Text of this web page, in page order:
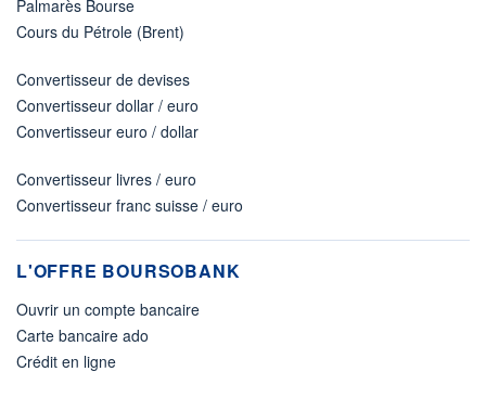
Palmarès Bourse
Cours du Pétrole (Brent)
Convertisseur de devises
Convertisseur dollar / euro
Convertisseur euro / dollar
Convertisseur livres / euro
Convertisseur franc suisse / euro
L'OFFRE BOURSOBANK
Ouvrir un compte bancaire
Carte bancaire ado
Crédit en ligne